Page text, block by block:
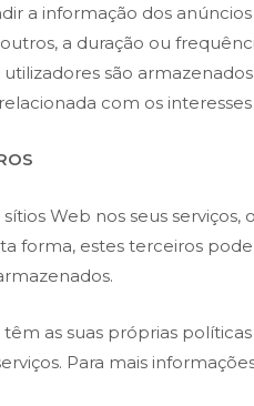
a informação dos
a duração ou
são
com os
Web nos seus
forma, estes terceiros
as suas próprias
Para mais